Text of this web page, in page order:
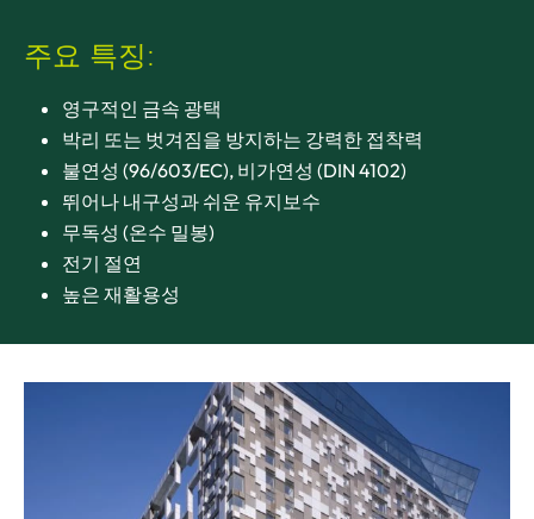
주요 특징:
영구적인 금속 광택
박리 또는 벗겨짐을 방지하는 강력한 접착력
불연성 (96/603/EC), 비가연성 (DIN 4102)
뛰어나 내구성과 쉬운 유지보수
무독성 (온수 밀봉)
전기 절연
높은 재활용성